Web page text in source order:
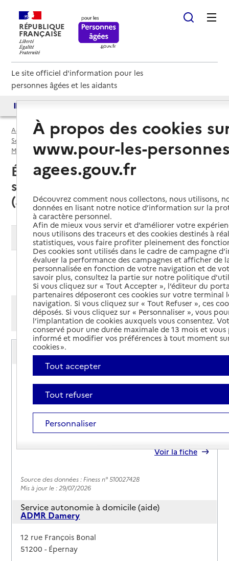
RÉPUBLIQUE
FRANÇAISE
Le site officiel d'information pour les
personnes âgées et les aidants
Accueil
Espace annuaire
Services autonomie à domicile (aide) par département
Marne (51)
Service autonomie à domicile (aide)
Épernay (51200) : liste des 7
services autonomie à domicile
(aide)
Modifier ma recherche
Ajouter cette recherche aux favoris
Afficher les résultats par:
Mode liste
Mode carte
Service autonomie à domicile (aide)
ADMR
Adresse
12 rue François Bonal
-Épernay
03 26 32 19 98
Contact
Rapport HAS
Voir la fiche
Source des données : Finess n° 510027428
Mis à jour le : 29/07/2026
Service autonomie à domicile (aide)
ADMR Damery
Adresse
12 rue François Bonal
51200-Épernay
À propos des cookies
www.pour-les-
agees.gouv.fr
Découvrez comment nous collectons, nous utilisons,
données en lisant notre notice d’information sur la
à caractère personnel.
Afin de mieux vous servir et d’améliorer votre
nous utilisons des traceurs et des cookies destinés à
statistiques, vous faire profiter pleinement des
Des cookies sont utilisés dans le cadre de campagne
évaluer la performance des campagnes et afficher de
personnalisée en fonction de votre navigation et de
savoir plus, consultez la partie sur notre politique
Si vous cliquez sur « Tout Accepter », l’éditeur du
partenaires déposeront ces cookies sur votre terminal
navigation. Si vous cliquez sur « Tout Refuser », ces
déposés. Si vous cliquez sur « Personnaliser », vous
l’implantation de cookies auxquels vous consentez.
conservé pour une durée maximale de 13 mois et
informé et modifier vos préférences à tout moment
cookies ».
Tout accepter
Tout refuser
Personnaliser